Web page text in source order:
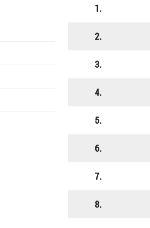
1.
2.
3.
4.
5.
6.
7.
8.